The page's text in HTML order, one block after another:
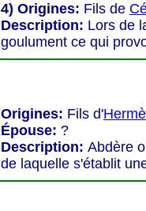
4) Origines: Fils de
Description: Lors de
goulument ce qui
Origines: Fils d'
Épouse: ?
Description: Abdère
de laquelle s'établit